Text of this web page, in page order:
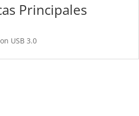
Principales
USB 3.0